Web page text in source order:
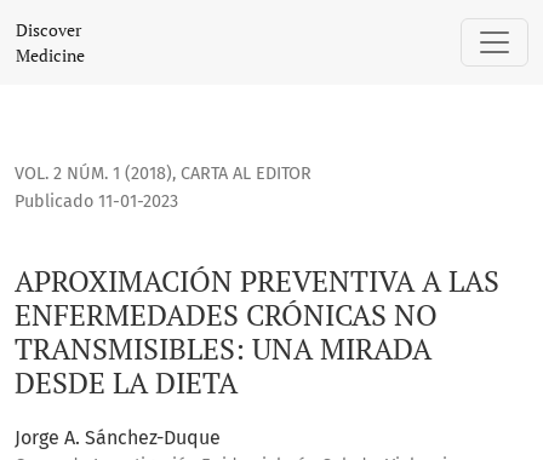
APROXIMACIÓN PREVENTIVA A LAS ENFERMEDADES
Discover
Medicine
VOL. 2 NÚM. 1 (2018), CARTA AL EDITOR
APROXIMACIÓN PREVENTIVA A LAS
ENFERMEDADES CRÓNICAS NO
TRANSMISIBLES: UNA MIRADA
DESDE LA DIETA
Publicado 11-01-2023
Jorge A. Sánchez-Duque